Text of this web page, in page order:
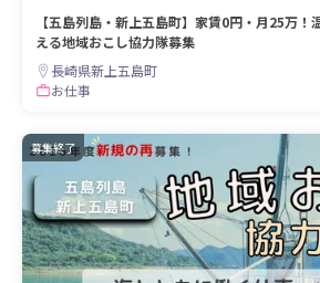
【五島列島・新上五島町】家賃0円・月25万！
える地域おこし協力隊募集
長崎県新上五島町
お仕事
募集終了